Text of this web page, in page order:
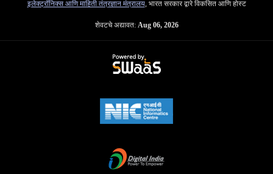
इलेक्ट्रॉनिक्स आणि माहिती तंत्रज्ञान मंत्रालय, भारत सरकार द्वारे विकसित आणि होस्ट
शेवटचे अद्यावत: Aug 06, 2026